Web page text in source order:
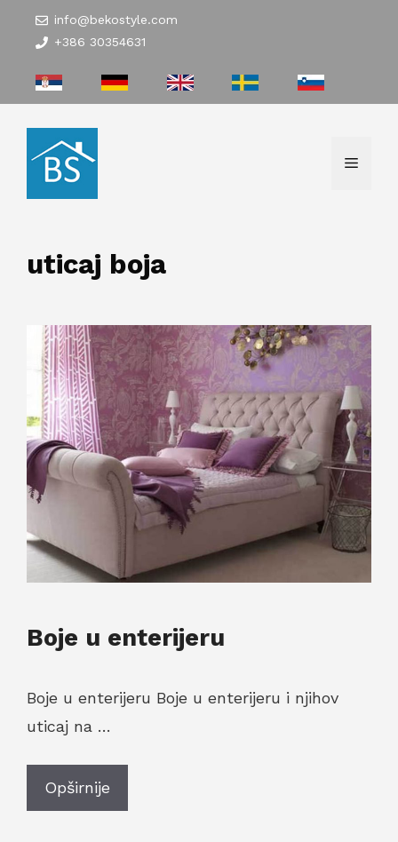
info@bekostyle.com
+386 30354631
Menu
uticaj boja
Boje u enterijeru
Boje u enterijeru Boje u enterijeru i njihov
uticaj na …
Opširnije